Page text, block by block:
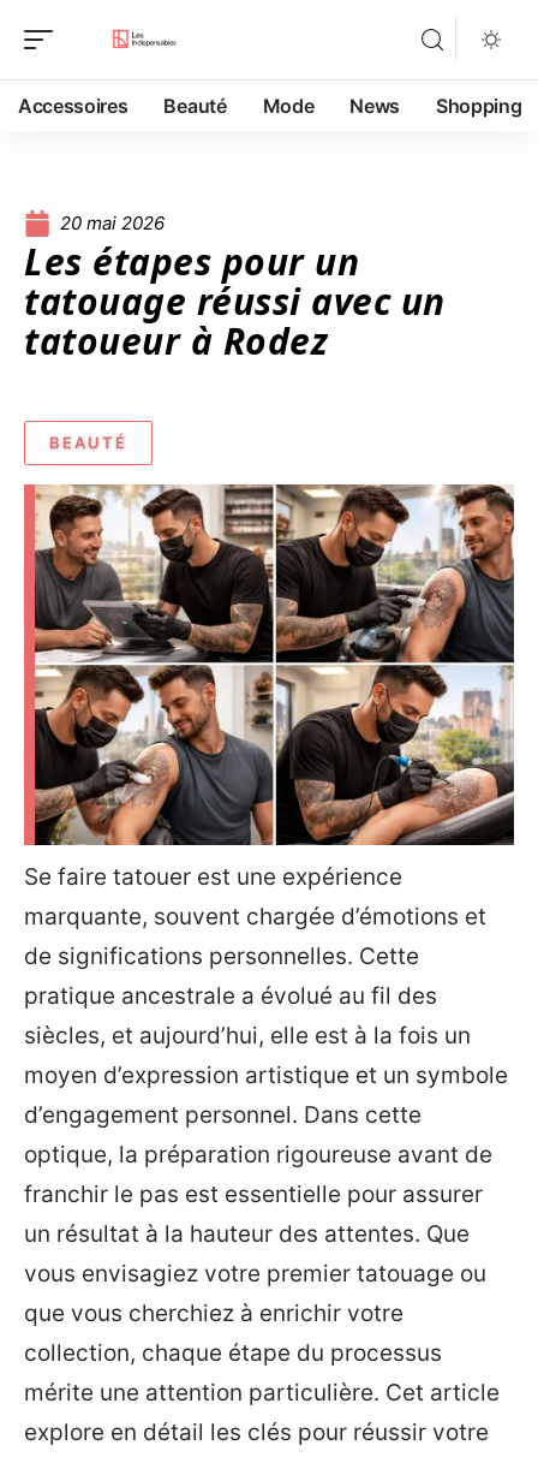
Accessoires Beauté Mode News Shopping
20 mai 2026
Les étapes pour un
tatouage réussi avec un
tatoueur à Rodez
BEAUTÉ
Se faire tatouer est une expérience
marquante, souvent chargée d’émotions et
de significations personnelles. Cette
pratique ancestrale a évolué au fil des
siècles, et aujourd’hui, elle est à la fois un
moyen d’expression artistique et un symbole
d’engagement personnel. Dans cette
optique, la préparation rigoureuse avant de
franchir le pas est essentielle pour assurer
un résultat à la hauteur des attentes. Que
vous envisagiez votre premier tatouage ou
que vous cherchiez à enrichir votre
collection, chaque étape du processus
mérite une attention particulière. Cet article
explore en détail les clés pour réussir votre